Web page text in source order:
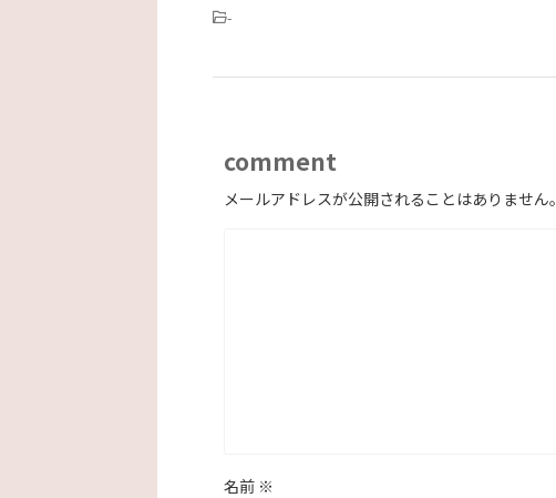
-
comment
メールアドレスが公開されることはありません。
名前 ※